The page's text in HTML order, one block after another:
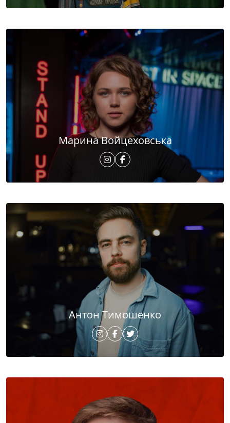
Марина Войцеховська
Антон Тимошенко